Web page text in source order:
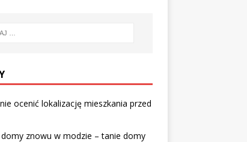
ocenić lokalizację mieszkania przed
znowu w modzie – tanie domy